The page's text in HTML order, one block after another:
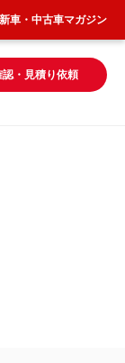
認・見積り依頼
新車・中古車マガジン